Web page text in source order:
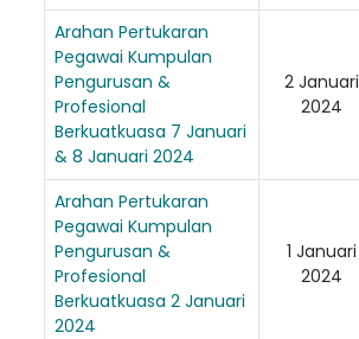
Arahan Pertukaran
Pegawai Kumpulan
Pengurusan &
Profesional
Berkuatkuasa 7 Januari
& 8 Januari 2024
2 Januari
2024
Arahan Pertukaran
Pegawai Kumpulan
Pengurusan &
Profesional
Berkuatkuasa 2 Januari
2024
1 Januari
2024
Loading AiRIS...